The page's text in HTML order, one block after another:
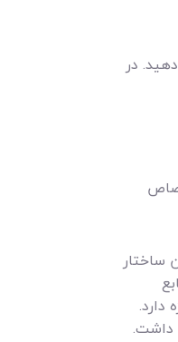
در
ساختار
دارد.
داشت.